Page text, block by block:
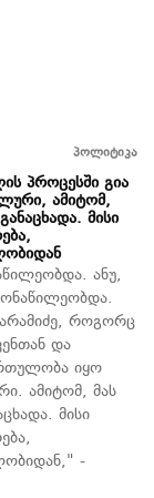
პოლიტიკა
პროცესში გია
ამიტომ,
მისი
ანუ,
როგორც
და
იყო
ამიტომ, მას
მისი
-